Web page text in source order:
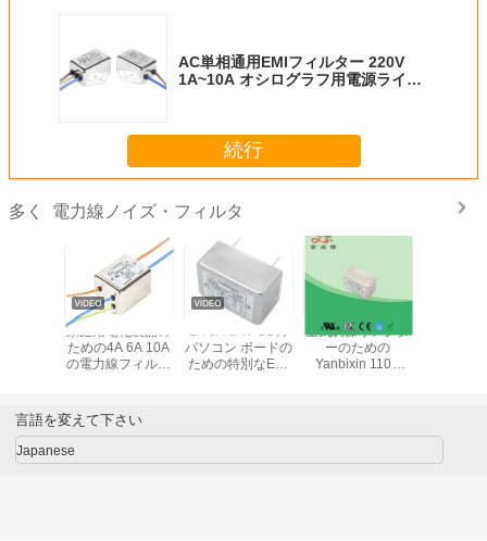
AC単相通用EMIフィルター 220V
1A~10A オシログラフ用電源ライン
続行
多く 電力線ノイズ・フィルタ
家庭用電化製品の
ための4A 6A 10A
の電力線フィルタ
1A 3A 6A PCBの
パソコン ボードの
ための特別なEMI
空気調節リアクタ
ーのための
Yanbixin 110V
言語を変えて下さい
Japanese